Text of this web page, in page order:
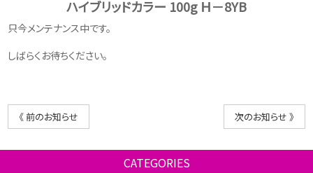
ハイブリッドカラー 100g Ｈ－8YB
只今メンテナンス中です。
しばらくお待ちください。
《 前のお知らせ 次のお知らせ 》
CATEGORIES